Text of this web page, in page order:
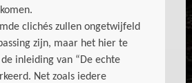
clichés zullen ongetwijfeld
zijn, maar het hier te
inleiding van “De echte
Net zoals iedere